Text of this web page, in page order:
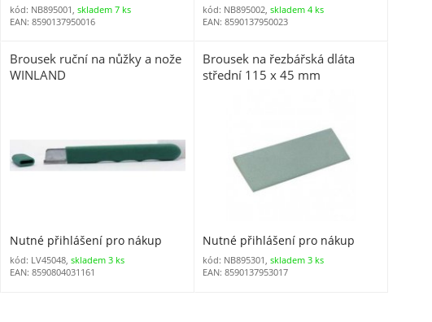
kód: NB895001, skladem 7 ks
EAN: 8590137950016
kód: NB895002,skladem 4 ks
EAN: 8590137950023
Brousek ruční na nůžky a nože
WINLAND
Nutné přihlášení pro nákup
kód: LV45048, skladem 3 ks
EAN: 8590804031161
Brousek na řezbářská dláta
střední 115 x 45 mm
Nutné přihlášení pro nákup
kód: NB895301,skladem 3 ks
EAN: 8590137953017